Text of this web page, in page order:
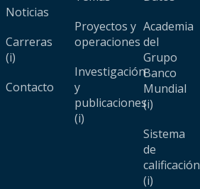
Noticias
Carreras
(i)
Contacto
Proyectos y
operaciones
Investigación
y
publicaciones
(i)
Academia
del
Grupo
Banco
Mundial
(i)
Sistema
de
calificación
(i)